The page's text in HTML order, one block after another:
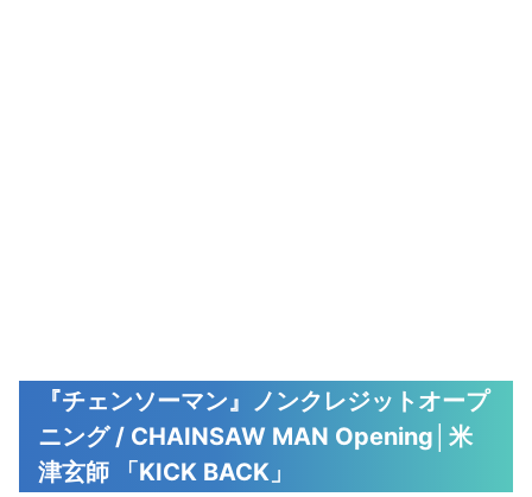
『チェンソーマン』ノンクレジットオープ
ニング / CHAINSAW MAN Opening│米
津玄師 「KICK BACK」